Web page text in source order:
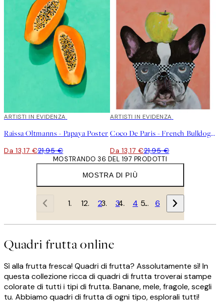
40%*
ARTISTI IN EVIDENZA
Raissa Oltmanns - Papaya Poster
Da 13,17 €21,95 €
40%*
ARTISTI IN EVIDENZA
Coco De Paris - French Bulldog with Apple Poster
Da 13,17 €21,95 €
MOSTRA DI PIÙ
MOSTRANDO 36 DEL 197 PRODOTTI
1 2 3 4 … 6
Quadri frutta online
Sì alla frutta fresca! Quadri di frutta? Assolutamente sì! In
questa collezione ricca di quadri di frutta troverai stampe
colorate di tutti i tipi di frutta. Banane, mele, fragole, scegli
tu. Abbiamo quadri di frutta di ogni tipo, esplorali tutti!